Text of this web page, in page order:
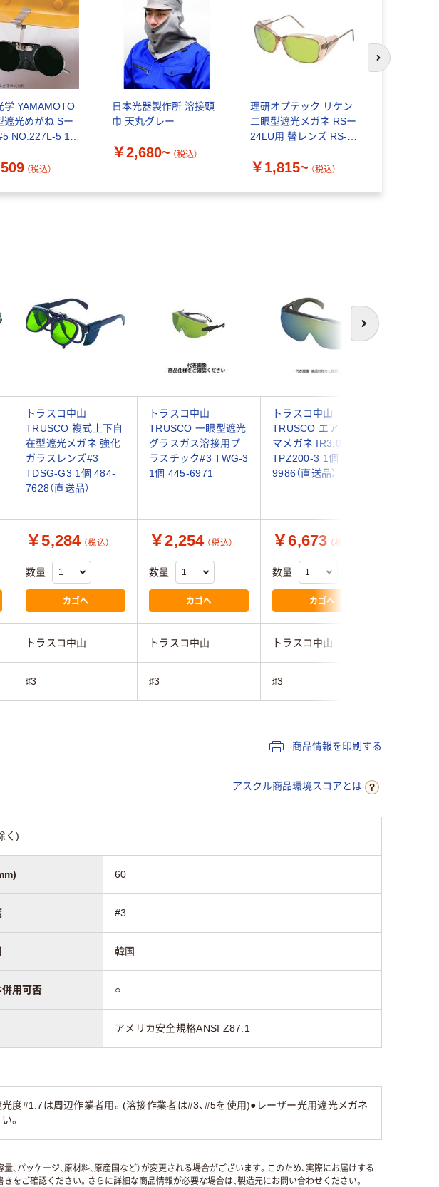
学 YAMAMOTO
遮光めがね Sー
NO.227L-5 1個
（税込）
日本光器製作所 溶接頭
巾 天丸グレー
￥2,680~ （税込）
理研オプテック リケン
二眼型遮光メガネ RSー
24LU用 替レンズ RS-
￥1,815~ （税込）
次のスライド
次へ
トラスコ中山
TRUSCO 複式上下自
在型遮光メガネ 強化
ガラスレンズ#3
TDSG-G3 1個 484-
7628（直送品）
トラスコ中山
TRUSCO 一眼型遮光
グラスガス溶接用プ
ラスチック#3 TWG-3
1個 445-6971
トラスコ中山
TRUSCO エアプラズ
マメガネ IR3.0
TPZ200-3 1個 299-
9986（直送品）
￥5,284 （税込）
数量
カゴへ
￥2,254 （税込）
数量
カゴへ
￥6,673 （税込）
数量
カゴへ
トラスコ中山 トラスコ中山 トラスコ中山
♯3 ♯3 ♯3
商品情報を印刷する
アスクル商品環境スコアとは
く)
60
#3
韓国
併用可否 ○
アメリカ安全規格ANSI Z87.1
度#1.7は周辺作業者用。(溶接作業者は#3、#5を使用)●レーザー光用遮光メガネ
。
パッケージ、原材料、原産国など）が変更される場合がございます。このため、実際にお届けする
ご確認ください。さらに詳細な商品情報が必要な場合は、製造元にお問い合わせください。